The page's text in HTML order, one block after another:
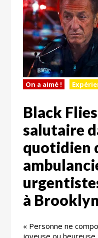
On a aimé !
Black
salutaire
quotidien
à Brooklyn
« Personne ne